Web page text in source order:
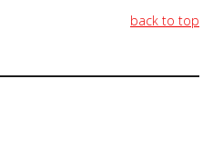
back to top